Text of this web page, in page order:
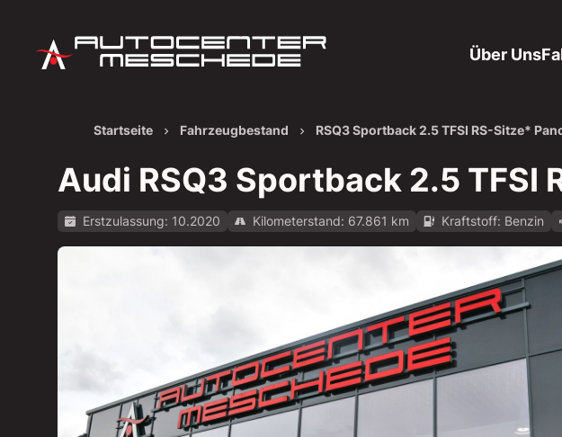
Über Uns
Startseite Fahrzeugbestand RSQ3 Sportback 2.5 TFSI RS-Sitze*
Audi RSQ3 Sportback 2.5 TFSI
Erstzulassung: 10.2020 Kilometerstand: 67.861 km Kraftstoff: Benzin
Alle Bilder anzeigen: https://img.classistatic.de/api/v1/mo-prod/images/